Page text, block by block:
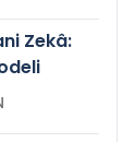
Zekâ: